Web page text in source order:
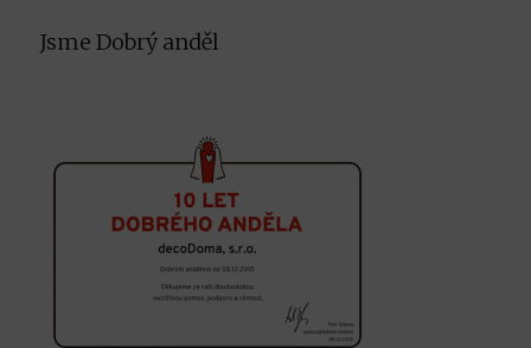
Jsme Dobrý anděl